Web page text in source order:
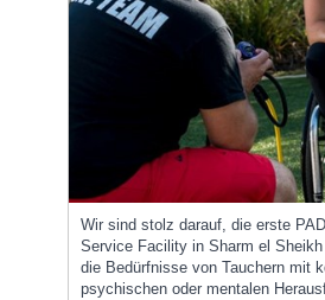
Wir sind stolz darauf, die erste
Service Facility in Sharm el
die Bedürfnisse von Tauchern mit
psychischen oder mentalen